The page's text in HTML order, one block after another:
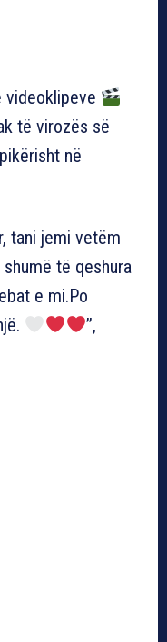
videoklipeve
të virozës së
në
tani jemi vetëm
të qeshura
e mi.Po
”,